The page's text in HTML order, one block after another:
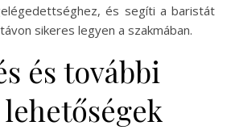
és segíti a baristát
sikeres legyen a szakmában.
és további